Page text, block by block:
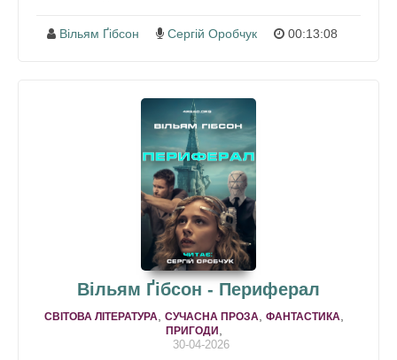
Вільям Ґібсон Сергій Оробчук 00:13:08
Вільям Ґібсон - Периферал
СВІТОВА ЛІТЕРАТУРА СУЧАСНА ПРОЗА ФАНТАСТИКА
ПРИГОДИ
30-04-2026